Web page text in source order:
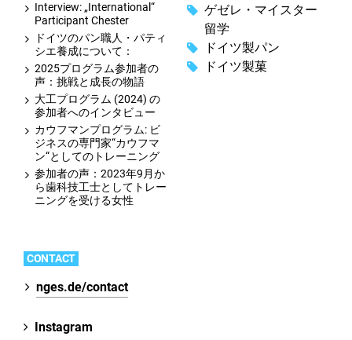
Interview: „International“
Participant Chester
ドイツのパン職人・パティ
シエ養成について：
2025プログラム参加者の
声：挑戦と成長の物語
大工プログラム (2024) の
参加者へのインタビュー
カウフマンプログラム: ビ
ジネスの専門家“カウフマ
ン“としてのトレーニング
参加者の声：2023年9月か
ら歯科技工士としてトレー
ニングを受ける女性
ゲゼレ・マイスター
留学
ドイツ製パン
ドイツ製菓
CONTACT
nges.de/contact
Instagram